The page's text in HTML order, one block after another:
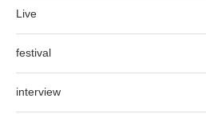
Live
festival
interview